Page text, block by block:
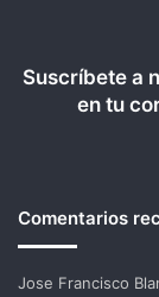
Suscríbete a
en tu
Comentarios
Jose Francisco